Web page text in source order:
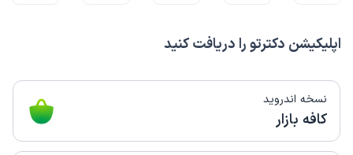
اپلیکیشن دکترتو را دریافت کنید
نسخه اندروید
کافه بازار